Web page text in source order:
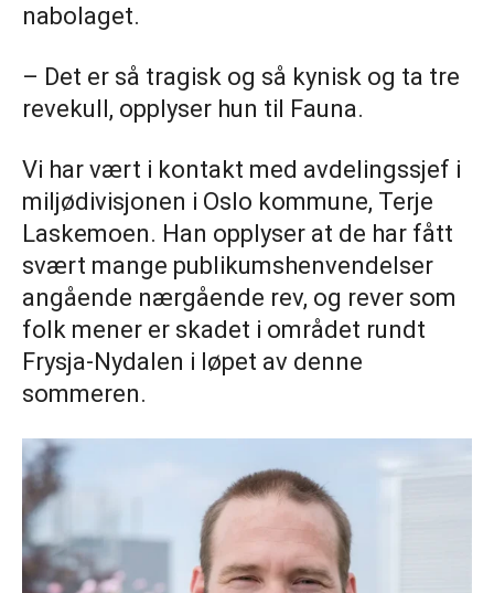
nabolaget.
– Det er så tragisk og så kynisk og ta tre
revekull, opplyser hun til Fauna.
Vi har vært i kontakt med avdelingssjef i
miljødivisjonen i Oslo kommune, Terje
Laskemoen. Han opplyser at de har fått
svært mange publikumshenvendelser
angående nærgående rev, og rever som
folk mener er skadet i området rundt
Frysja-Nydalen i løpet av denne
sommeren.